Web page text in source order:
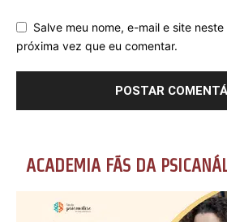
Salve meu nome, e-mail e site
próxima vez que eu comentar.
ACADEMIA FÃS DA